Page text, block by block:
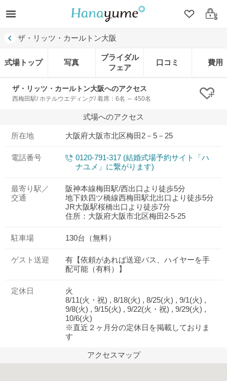
クリップ
ログ
ザ・リッツ・カールトン大阪
式場トップ 写真
ブライダル
フェア
口コミ 費用
ザ・リッツ・カールトン大阪へのアクセス
西梅田駅/ ホテルウエディング/ 着席：6名 ～ 450名 ク
式場へのアクセス
所在地 大阪府大阪市北区梅田2－5－25
電話番号
0120-791-317 (結婚式場予約サイト「ハ
ナユメ」に繋がります)
最寄り駅／
交通
阪神本線梅田駅/西出口より徒歩5分
地下鉄四ツ橋線西梅田駅北出口より徒歩5分
JR大阪駅桜橋出口より徒歩7分
住所：大阪府大阪市北区梅田2-5-25
駐車場 130台（無料）
ゲスト送迎
有【依頼があれば送迎バス、ハイヤーを手
配可能（有料）】
定休日
火
8/11(火・祝) , 8/18(火) , 8/25(火) , 9/1(火) ,
9/8(火) , 9/15(火) , 9/22(火・祝) , 9/29(火) ,
10/6(火)
※直近２ヶ月分の定休日を掲載しておりま
す
アクセスマップ